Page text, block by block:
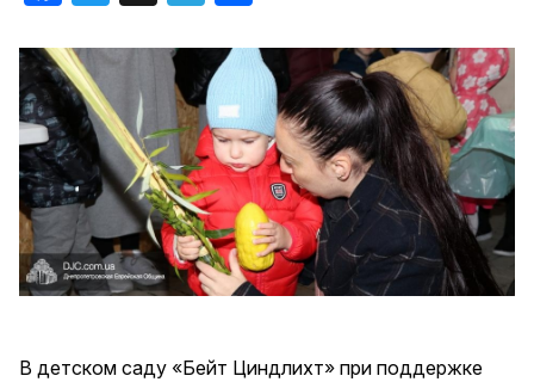
В детском саду «Бейт Циндлихт» при поддержке